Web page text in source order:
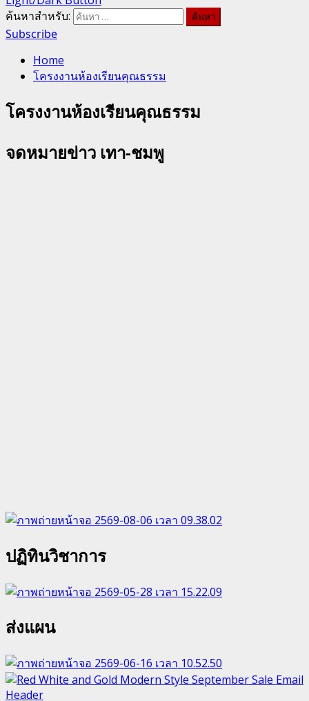
ค้นหาสำหรับ:
Subscribe
Home
โครงงานห้องเรียนคุณธรรม
โครงงานห้องเรียนคุณธรรม
จดหมายข่าว เทา-ชมพู
ปฏิทินวิชาการ
ส่งแผน